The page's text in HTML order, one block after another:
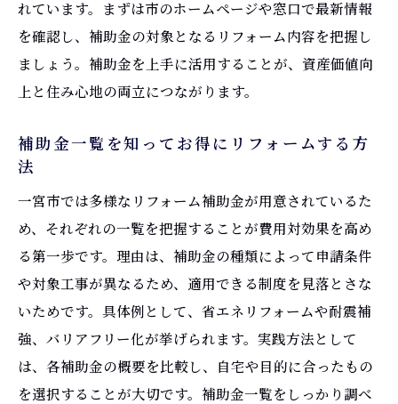
れています。まずは市のホームページや窓口で最新情報
を確認し、補助金の対象となるリフォーム内容を把握し
ましょう。補助金を上手に活用することが、資産価値向
上と住み心地の両立につながります。
補助金一覧を知ってお得にリフォームする方
法
一宮市では多様なリフォーム補助金が用意されているた
め、それぞれの一覧を把握することが費用対効果を高め
る第一歩です。理由は、補助金の種類によって申請条件
や対象工事が異なるため、適用できる制度を見落とさな
いためです。具体例として、省エネリフォームや耐震補
強、バリアフリー化が挙げられます。実践方法として
は、各補助金の概要を比較し、自宅や目的に合ったもの
を選択することが大切です。補助金一覧をしっかり調べ